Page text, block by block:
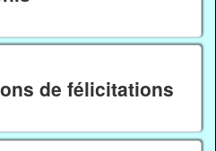
de félicitations